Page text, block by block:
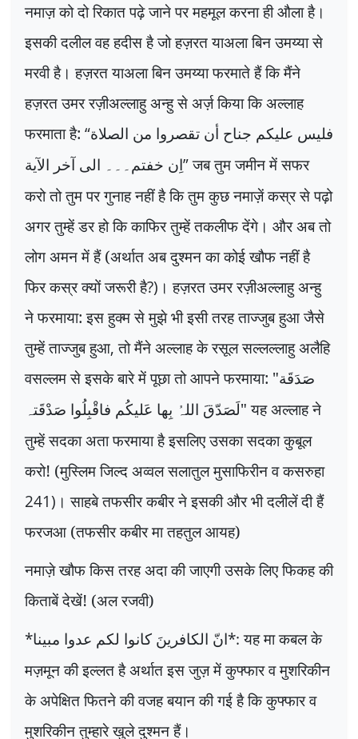
नमाज़ को दो रिकात पढ़े जाने पर महमूल करना ही औला है।
इसकी दलील वह हदीस है जो हज़रत याअला बिन उमय्या से
मरवी है। हज़रत याअला बिन उमय्या फरमाते हैं कि मैंने
हज़रत उमर रज़ीअल्लाहु अन्हु से अर्ज़ किया कि अल्लाह
फरमाता है: “فلیس علیکم جناح أن تقصروا من الصلاة
اِن خفتم۔۔۔ الی آخر الآیة ”जब तुम जमीन में सफर
करो तो तुम पर गुनाह नहीं है कि तुम कुछ नमाज़ें कस्र से पढ़ो
अगर तुम्हें डर हो कि काफिर तुम्हें तकलीफ देंगे। और अब तो
लोग अमन में हैं (अर्थात अब दुश्मन का कोई खौफ नहीं है
फिर कस्र क्यों जरूरी है?) । हज़रत उमर रज़ीअल्लाहु अन्हु
ने फरमाया: इस हुक्म से मुझे भी इसी तरह ताज्जुब हुआ जैसे
तुम्हें ताज्जुब हुआ,तो मैंने अल्लाह के रसूल सल्लल्लाहु अलैहि
वसल्लम से इसके बारे में पूछा तो आपने फरमाया: "صَدَقَة
لَصَدّقَ اللہُ بِھا عَلیکُم فاقْبِلُوا صَدْقَتہ" यह अल्लाह ने
तुम्हें सदका अता फरमाया है इसलिए उसका सदका कुबूल
करो! (मुस्लिम जिल्द अव्वल सलातुल मुसाफिरीन व कसरुहा
241) । साहबे तफसीर कबीर ने इसकी और भी दलीलें दी हैं
फरजआ (तफसीर कबीर मा तहतुल आयह)
नमाज़े खौफ किस तरह अदा की जाएगी उसके लिए फिकह की
किताबें देखें! (अल रजवी)
*انّ الکافرینَ کانوا لکم عدوا مبینا*:यह मा कबल के
मज़मून की इल्लत है अर्थात इस जुज़ में कुफ्फार व मुशरिकीन
के अपेक्षित फितने की वजह बयान की गई है कि कुफ्फार व
मुशरिकीन तुम्हारे खुले दुश्मन हैं।